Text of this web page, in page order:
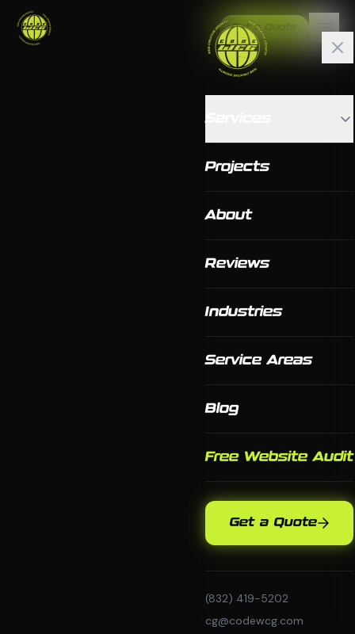
Get a Quote
Projects
About
Reviews
Industries
Service Areas
Blog
Free Website Audit
Get a Quote
(832) 419-5202
cg@codewcg.com